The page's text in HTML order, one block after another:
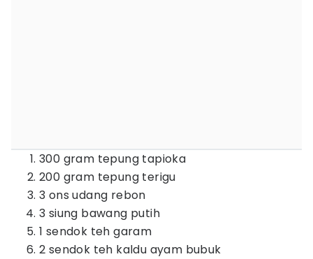
300 gram tepung tapioka
200 gram tepung terigu
3 ons udang rebon
3 siung bawang putih
1 sendok teh garam
2 sendok teh kaldu ayam bubuk